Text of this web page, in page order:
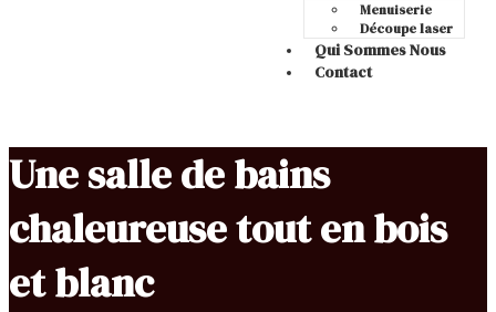
Menuiserie
Découpe laser
Qui Sommes Nous
Contact
Une salle de bains
chaleureuse tout en bois
et blanc